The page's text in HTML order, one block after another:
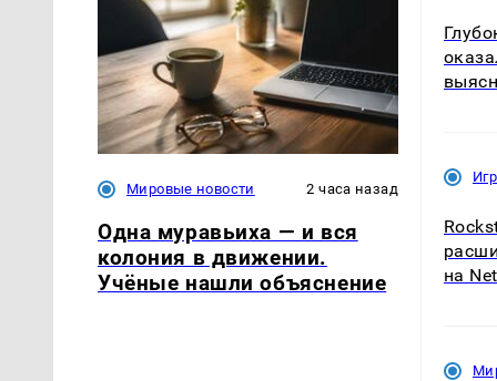
Мировые новости 2 часа назад
Одна муравьиха — и вся
колония в движении.
Учёные нашли объяснение
на